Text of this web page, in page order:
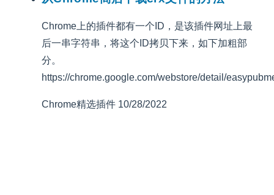
Chrome上的插件都有一个ID，是该插件网址上最
后一串字符串，将这个ID拷贝下来，如下加粗部
分。
https://chrome.google.com/webstore/detail/
Chrome精选插件 10/28/2022